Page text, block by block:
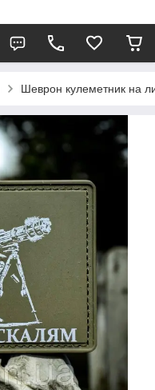
Шеврон кулеметник на